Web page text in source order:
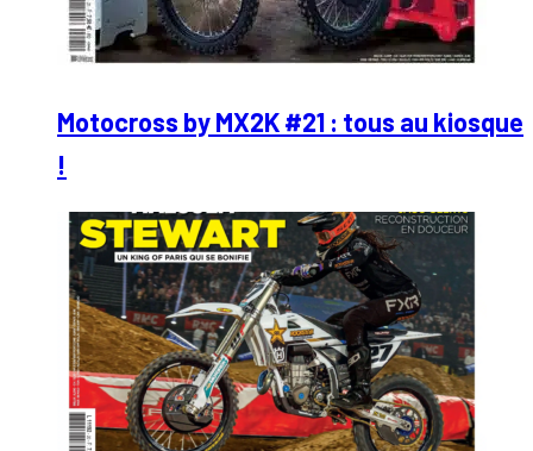
Motocross by MX2K #21 : tous au kiosque
!